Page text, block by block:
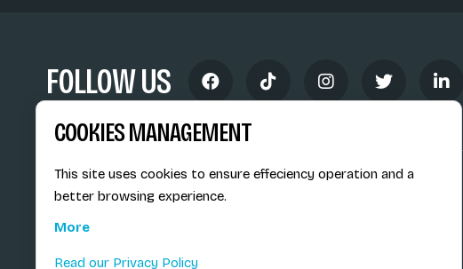
FOLLOW US
COOKIES MANAGEMENT
This site uses cookies to ensure effeciency operation and a
better browsing experience.
More
Read our Privacy Policy